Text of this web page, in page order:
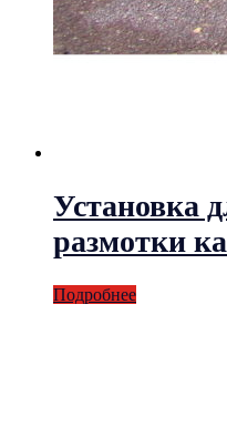
Установка
размотки
Подробнее